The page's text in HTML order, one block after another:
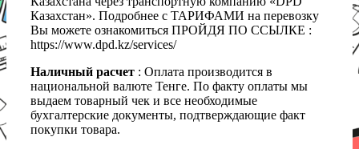
Казахстан». Подробнее с ТАРИФАМИ на перевозку
Вы можете ознакомиться ПРОЙДЯ ПО ССЫЛКЕ :
https://www.dpd.kz/services/
Наличный расчет : Оплата производится в
национальной валюте Тенге. По факту оплаты мы
выдаем товарный чек и все необходимые
бухгалтерские документы, подтверждающие факт
покупки товара.